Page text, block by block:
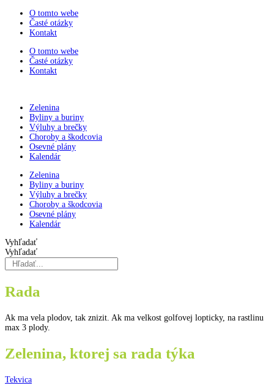
Preskočiť
obsah
O tomto webe
Časté otázky
Kontakt
O tomto webe
Časté otázky
Kontakt
Zelenina
Byliny a buriny
Výluhy a brečky
Choroby a škodcovia
Osevné plány
Kalendár
Zelenina
Byliny a buriny
Výluhy a brečky
Choroby a škodcovia
Osevné plány
Kalendár
Vyhľadať
Vyhľadať
Rada
Ak ma vela plodov, tak znizit. Ak ma velkost golfovej lopticky, na rastlinu
max 3 plody.
Zelenina, ktorej sa rada týka
Tekvica